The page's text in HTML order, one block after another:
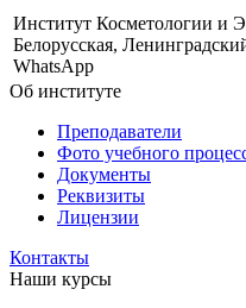
Институт Косметологии и
Белорусская,
WhatsApp
Об институте
Преподаватели
Фото учебного
Документы
Реквизиты
Лицензии
Контакты
Наши курсы